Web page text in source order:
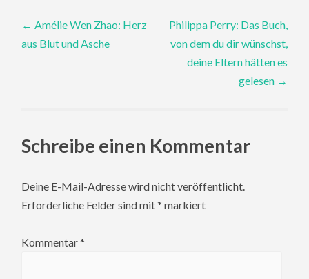
Post
← Amélie Wen Zhao: Herz
aus Blut und Asche
Philippa Perry: Das Buch,
von dem du dir wünschst,
deine Eltern hätten es
gelesen →
Schreibe einen Kommentar
Deine E-Mail-Adresse wird nicht veröffentlicht.
Erforderliche Felder sind mit* markiert
Kommentar*